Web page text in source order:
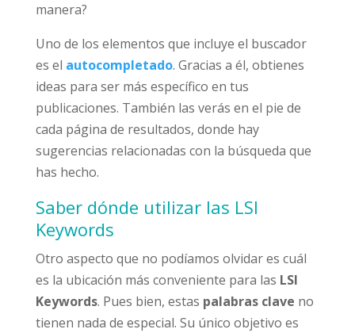
manera?
Uno de los elementos que incluye el buscador
es el autocompletado. Gracias a él, obtienes
ideas para ser más específico en tus
publicaciones. También las verás en el pie de
cada página de resultados, donde hay
sugerencias relacionadas con la búsqueda que
has hecho.
Saber dónde utilizar las LSI
Keywords
Otro aspecto que no podíamos olvidar es cuál
es la ubicación más conveniente para las LSI
Keywords. Pues bien, estas palabras clave no
tienen nada de especial. Su único objetivo es